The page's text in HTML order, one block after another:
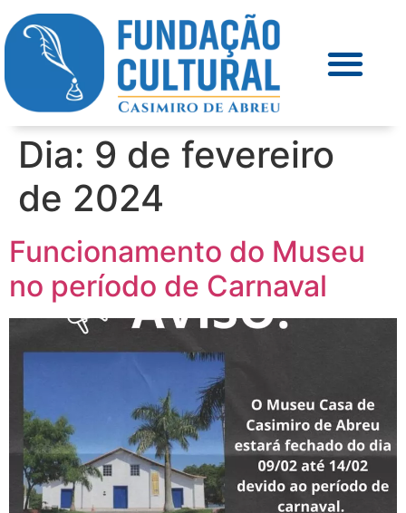
Dia: 9 de fevereiro
de 2024
Funcionamento do Museu
no período de Carnaval